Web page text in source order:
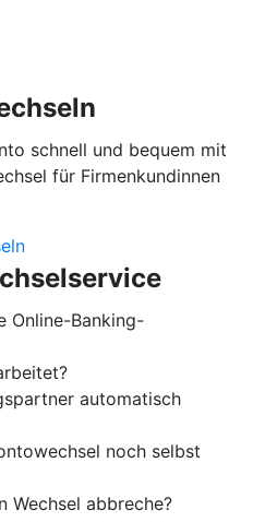
schnell und bequem mit
für Firmenkundinnen
Online-Banking-
automatisch
noch selbst
Wechsel abbreche?